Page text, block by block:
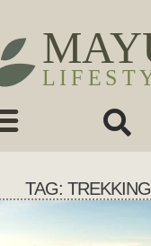
TAG: TREKKING